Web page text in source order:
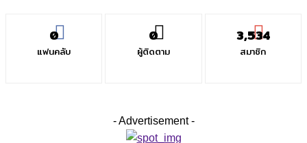
0
แฟนคลับ
0
ผู้ติดตาม
3,534
สมาชิก
- Advertisement -